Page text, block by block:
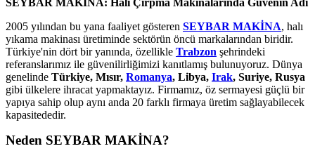
2005 yılından bu yana faaliyet gösteren SEYBAR MAKİNA, halı
yıkama makinası üretiminde sektörün öncü markalarından biridir.
Türkiye'nin dört bir yanında, özellikle Trabzon şehrindeki
referanslarımız ile güvenilirliğimizi kanıtlamış bulunuyoruz. Dünya
genelinde Türkiye, Mısır, Romanya, Libya, Irak, Suriye, Rusya
gibi ülkelere ihracat yapmaktayız. Firmamız, öz sermayesi güçlü bir
yapıya sahip olup aynı anda 20 farklı firmaya üretim sağlayabilecek
kapasitededir.
Neden SEYBAR MAKİNA?